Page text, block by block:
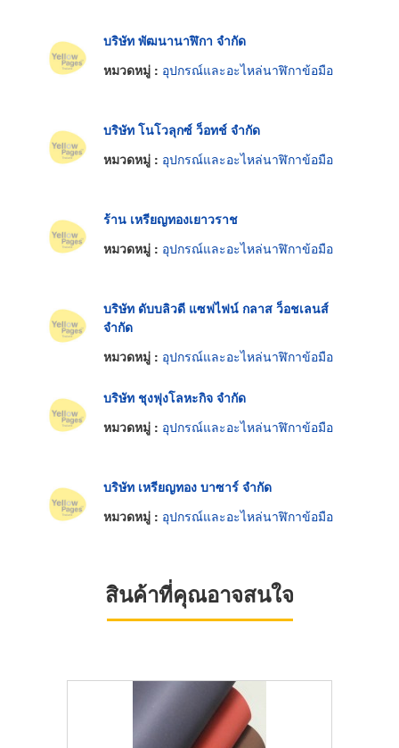
บริษัท พัฒนานาฬิกา จำกัด
หมวดหมู่ : อุปกรณ์และอะไหล่นาฬิกาข้อมือ
บริษัท โนโวลุกซ์ ว็อทช์ จำกัด
หมวดหมู่ : อุปกรณ์และอะไหล่นาฬิกาข้อมือ
ร้าน เหรียญทองเยาวราช
หมวดหมู่ : อุปกรณ์และอะไหล่นาฬิกาข้อมือ
บริษัท ดับบลิวดี แซฟไฟน์ กลาส ว็อชเลนส์
จำกัด
หมวดหมู่ : อุปกรณ์และอะไหล่นาฬิกาข้อมือ
บริษัท ชุงฟุงโลหะกิจ จำกัด
หมวดหมู่ : อุปกรณ์และอะไหล่นาฬิกาข้อมือ
บริษัท เหรียญทอง บาซาร์ จำกัด
หมวดหมู่ : อุปกรณ์และอะไหล่นาฬิกาข้อมือ
สินค้าที่คุณอาจสนใจ